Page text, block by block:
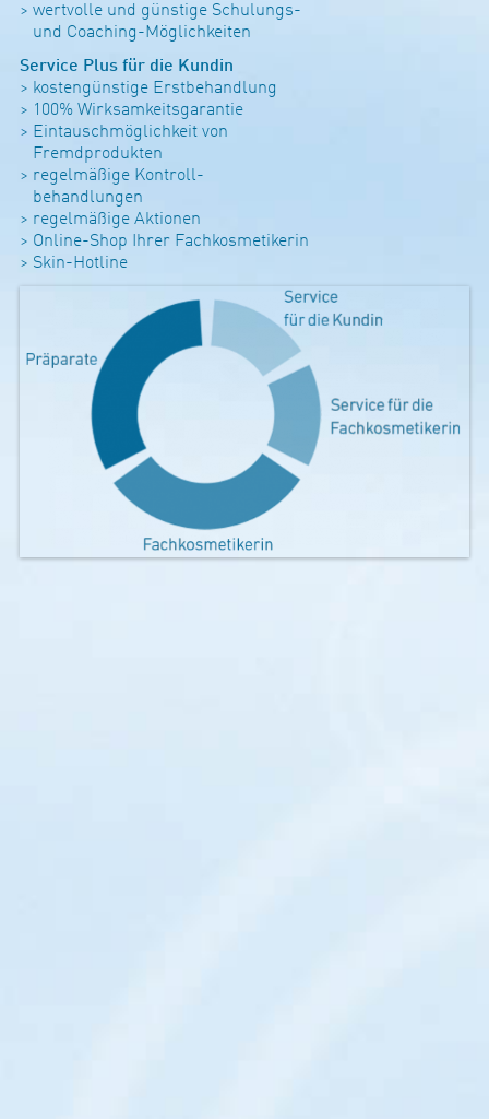
> wert­volle und güns­tige Schu­lungs-
und Coa­ching-Mög­lich­keiten
Ser­vice Plus für die Kundin
> kos­ten­güns­tige Erst­be­hand­lung
> 100% Wirk­sam­keits­ga­rantie
> Ein­tau­sch­mög­lich­keit von
Fremd­pro­dukten
> regel­mä­ßige Kon­troll-
behand­lungen
> regel­mä­ßige Aktionen
> Online-Shop Ihrer Fach­kos­me­ti­kerin
> Skin-Hot­line